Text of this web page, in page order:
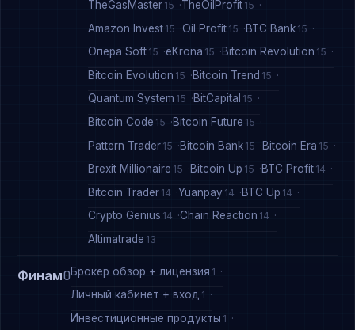
TheGasMaster 15 TheOilProfit 15
Amazon Invest 15 Oil Profit 15 BTC Bank 15
Опера Soft 15 eKrona 15 Bitcoin Revolution 15
Bitcoin Evolution 15 Bitcoin Trend 15
Quantum System 15 BitCapital 15
Bitcoin Code 15 Bitcoin Future 15
Pattern Trader 15 Bitcoin Bank 15 Bitcoin Era 15
Brexit Millionaire 15 Bitcoin Up 15 BTC Profit 14
Bitcoin Trader 14 Yuanpay 14 BTC Up 14
Crypto Genius 14 Chain Reaction 14
Altimatrade 13
Финам0Брокер обзор + лицензия 1
Личный кабинет + вход 1
Инвестиционные продукты 1